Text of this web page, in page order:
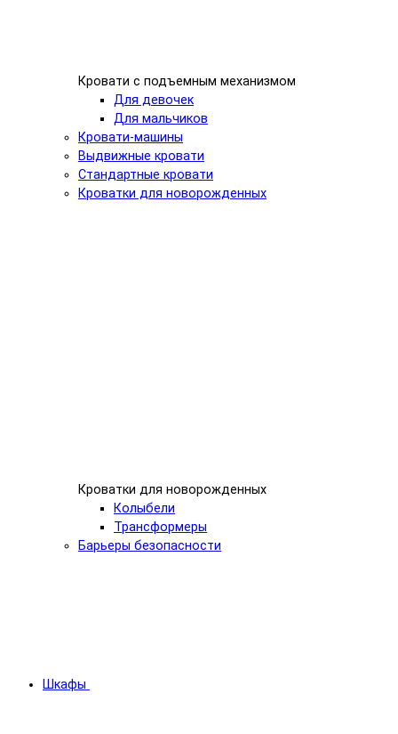
Кровати с подъемным механизмом
Для девочек
Для мальчиков
Кровати-машины
Выдвижные кровати
Стандартные кровати
Кроватки для новорожденных
Кроватки для новорожденных
Колыбели
Трансформеры
Барьеры безопасности
Шкафы